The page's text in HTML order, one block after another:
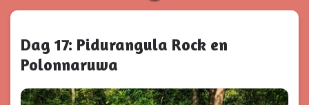
Dag 17: Pidurangula Rock en
Polonnaruwa